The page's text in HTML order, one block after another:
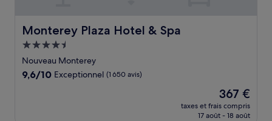
Monterey Plaza Hotel & Spa
Monterey Plaza Hotel & Spa
Hébergement
4.5 étoiles
Nouveau Monterey
9.6
9,6/10 Exceptionnel (1 650 avis)
Le
nouveau
prix
367 €
taxes et frais compris
17 août - 18 août